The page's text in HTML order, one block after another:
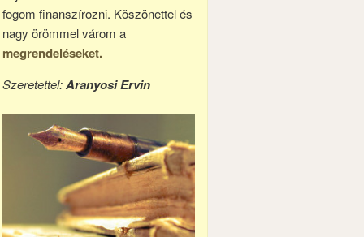
fogom finanszírozni. Köszönettel és
nagy örömmel várom a
megrendeléseket.
Szeretettel:Aranyosi Ervin